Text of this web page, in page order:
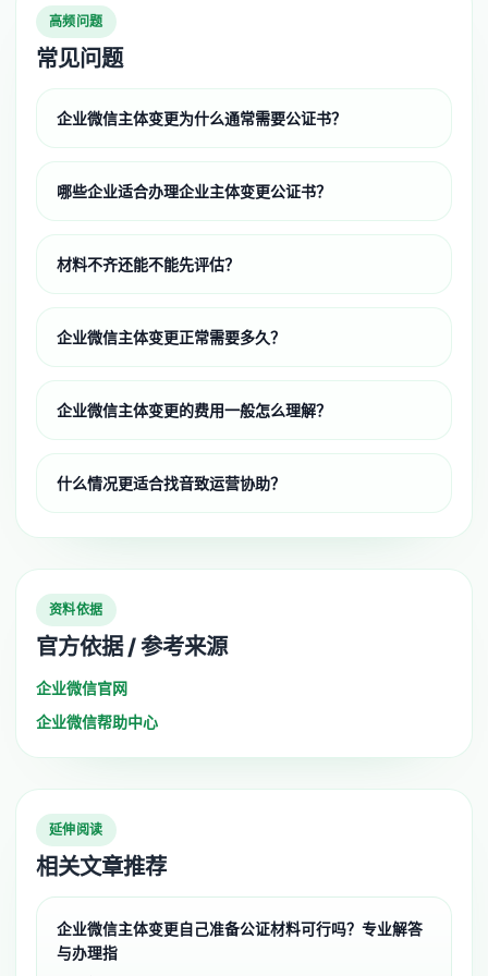
高频问题
常见问题
企业微信主体变更为什么通常需要公证书？
哪些企业适合办理企业主体变更公证书？
材料不齐还能不能先评估？
企业微信主体变更正常需要多久？
企业微信主体变更的费用一般怎么理解？
什么情况更适合找音致运营协助？
资料依据
官方依据 / 参考来源
企业微信官网
企业微信帮助中心
延伸阅读
相关文章推荐
企业微信主体变更自己准备公证材料可行吗？专业解答
与办理指